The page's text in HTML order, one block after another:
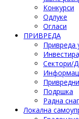
Конкурси
Одлуке
Огласи
ПРИВРЕДА
Привреда
Сектори/
Подршка
Радна
Локална